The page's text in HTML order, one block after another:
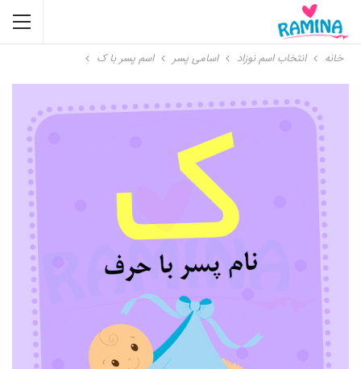
خانه انتخاب اسم نوزاد اسامی پسر اسم پسر با ک